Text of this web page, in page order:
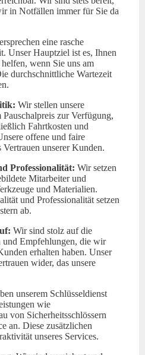
in Notfällen immer für Sie da
eine rasche
Unser Hauptziel ist es, Ihnen
wenn Sie uns am
durchschnittliche Wartezeit
Wir stellen unsere
zur Verfügung,
Fahrtkosten und
offene und faire
Vertrauen unserer Kunden.
Professionalität: Wir setzen
Mitarbeiter und
und Materialien.
und Professionalität setzen
ab.
Wir sind stolz auf die
Empfehlungen, die wir
erhalten haben. Unser
wider, das unsere
unserem Schlüsseldienst
wie
von Sicherheitsschlössern
an. Diese zusätzlichen
unseres Services.